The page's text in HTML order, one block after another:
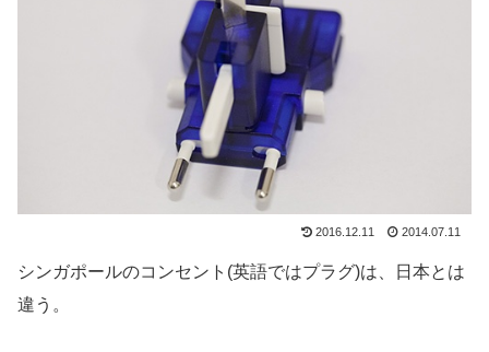
2016.12.11 2014.07.11
シンガポールのコンセント(英語ではプラグ)は、日本とは
違う。